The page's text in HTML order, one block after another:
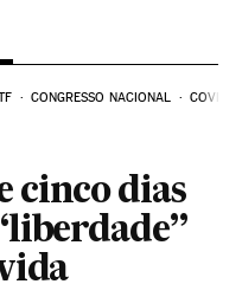
CONGRESSO NACIONAL COVID-
cinco dias